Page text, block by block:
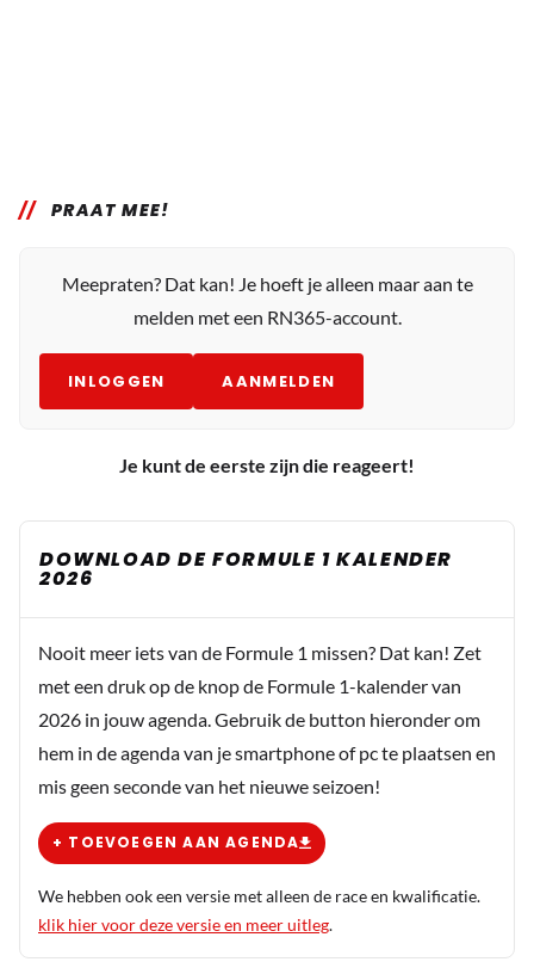
PRAAT MEE!
Meepraten? Dat kan! Je hoeft je alleen maar aan te
melden met een RN365-account.
INLOGGEN AANMELDEN
Je kunt de eerste zijn die reageert!
DOWNLOAD DE FORMULE 1 KALENDER
2026
Nooit meer iets van de Formule 1 missen? Dat kan! Zet
met een druk op de knop de Formule 1-kalender van
2026 in jouw agenda. Gebruik de button hieronder om
hem in de agenda van je smartphone of pc te plaatsen en
mis geen seconde van het nieuwe seizoen!
+ TOEVOEGEN AAN AGENDA
We hebben ook een versie met alleen de race en kwalificatie.
klik hier voor deze versie en meer uitleg.